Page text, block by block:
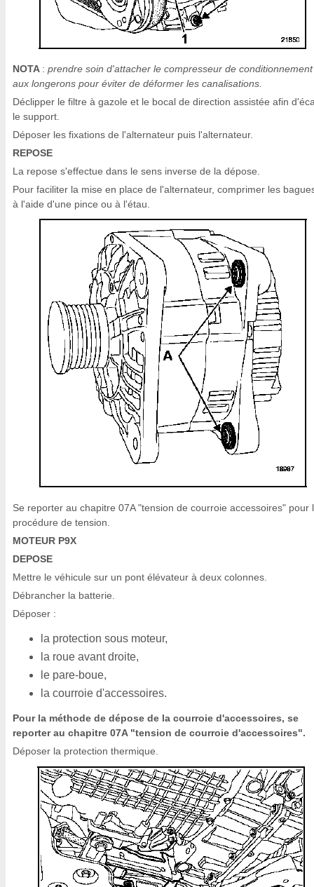
NOTA : prendre soin d'attacher le compresseur de
aux longerons pour éviter de déformer les canalisations.
Déclipper le filtre à gazole et le bocal de direction assistée afin
le support.
Déposer les fixations de l'alternateur puis l'alternateur.
REPOSE
La repose s'effectue dans le sens inverse de la dépose.
Pour faciliter la mise en place de l'alternateur, comprimer les
à l'aide d'une pince ou à l'étau.
Se reporter au chapitre 07A "tension de courroie accessoires" pour
procédure de tension.
MOTEUR P9X
DEPOSE
Mettre le véhicule sur un pont élévateur à deux colonnes.
Débrancher la batterie.
Déposer :
la protection sous moteur,
la roue avant droite,
le pare-boue,
la courroie d'accessoires.
Pour la méthode de dépose de la courroie d'accessoires, se
reporter au chapitre 07A "tension de courroie d'accessoires".
Déposer la protection thermique.